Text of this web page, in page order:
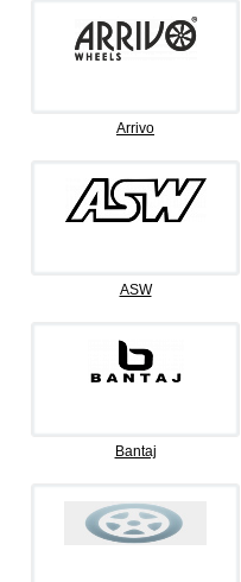
Arrivo
ASW
Bantaj